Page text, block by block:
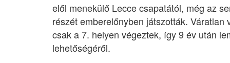
elől menekülő Lecce csapatától, még az
részét emberelőnyben játszották.
csak a 7. helyen végeztek, így 9 év után
lehetőségéről.